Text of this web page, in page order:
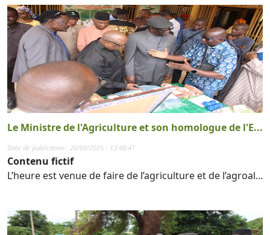
Le Ministre de l'Agriculture et son homologue de l'E...
Date de publication : 20/08/2025 - 13:48:41
Contenu fictif
L’heure est venue de faire de l’agriculture et de l’agroal...